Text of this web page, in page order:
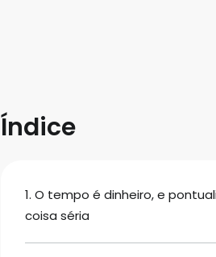
Índice
1. O tempo é dinheiro, e
coisa séria